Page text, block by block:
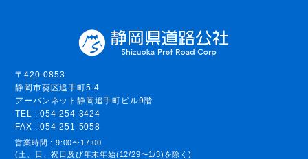
〒420-0853
静岡市葵区追手町5-4
アーバンネット静岡追手町ビル9階
TEL : 054-254-3424
FAX : 054-251-5058
営業時間 : 9:00〜17:00
(土、日、祝日及び年末年始(12/29〜1/3)を除く)